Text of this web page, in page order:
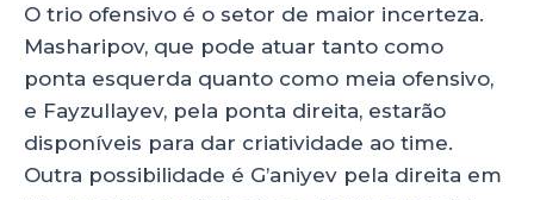
O trio ofensivo é o setor de maior incerteza.
Masharipov, que pode atuar tanto como
ponta esquerda quanto como meia ofensivo,
e Fayzullayev, pela ponta direita, estarão
disponíveis para dar criatividade ao time.
Outra possibilidade é G’aniyev pela direita em